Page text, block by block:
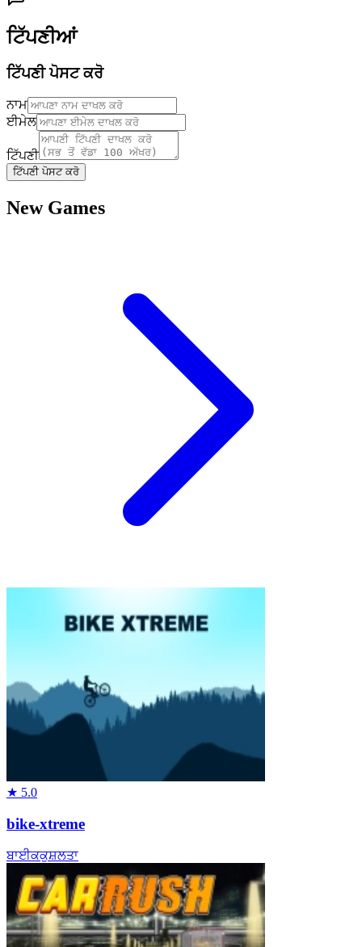
ਟਿੱਪਣੀਆਂ
ਟਿੱਪਣੀ ਪੋਸਟ ਕਰੋ
ਨਾਮ
ਈਮੇਲ
ਟਿੱਪਣੀ
ਟਿੱਪਣੀ ਪੋਸਟ ਕਰੋ
New Games
★ 5.0
bike-xtreme
ਬਾਈਕਕੁਸ਼ਲਤਾ